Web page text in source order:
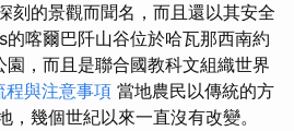
刻的景觀而聞名，而且還以其安全
喀爾巴阡山谷位於哈瓦那西南約
，而且是聯合國教科文組織世界
程與注意事項 當地農民以傳統的方
，幾個世紀以來一直沒有改變。